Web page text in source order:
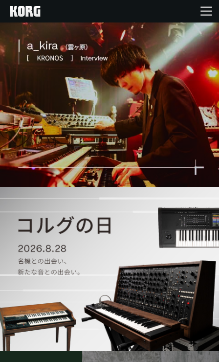
Home
Import Products
Features
Events
Support
Store Locator
News
Location
About KORG